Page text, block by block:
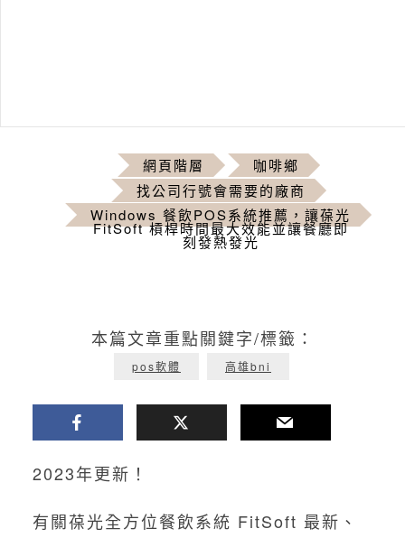
網頁階層
咖啡鄉
找公司行號會需要的廠商
Windows 餐飲POS系統推薦，讓葆光
FitSoft 槓桿時間最大效能並讓餐廳即
刻發熱發光
本篇文章重點關鍵字/標籤：
pos軟體 高雄bni
2023年更新！
有關葆光全方位餐飲系統 FitSoft 最新、